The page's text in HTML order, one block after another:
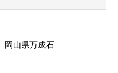
山県万成石